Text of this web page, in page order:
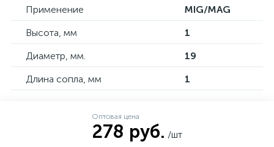
Применение
MIG/MAG
Высота, мм
1
Диаметр, мм.
19
Длина сопла, мм
1
Оптовая цена
278 руб. /шт